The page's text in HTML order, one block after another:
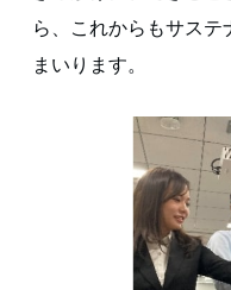
ら、これからもサステ
まいります。